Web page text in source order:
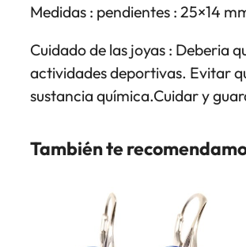
Medidas : pendientes : 25×14
Cuidado de las joyas : Deberia
actividades deportivas. Evitar
sustancia química.Cuidar y
También te